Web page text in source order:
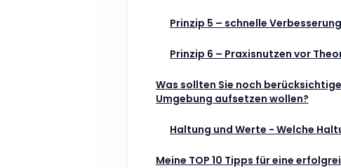
Prinzip 5 – schnelle
Prinzip 6 – Praxisnutzen vor
Was sollten Sie noch
Umgebung aufsetzen wollen?
Haltung und Werte - Welche
Meine TOP 10 Tipps für eine